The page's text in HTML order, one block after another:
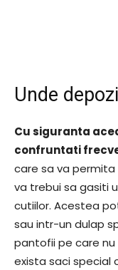
Unde
Cu siguranta
confruntati
care sa va permita
va trebui sa gasiti
cutiilor. Acestea
sau intr-un dulap
pantofii pe care
exista saci special